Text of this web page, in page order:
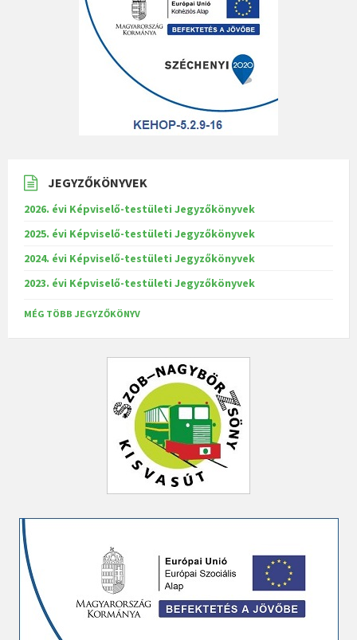
JEGYZŐKÖNYVEK
2026. évi Képviselő-testületi Jegyzőkönyvek
2025. évi Képviselő-testületi Jegyzőkönyvek
2024. évi Képviselő-testületi Jegyzőkönyvek
2023. évi Képviselő-testületi Jegyzőkönyvek
MÉG TÖBB JEGYZŐKÖNYV